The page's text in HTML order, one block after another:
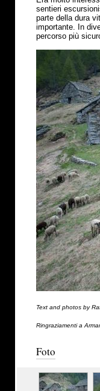
sentieri
parte della dura
importante. In
percorso più
Text and photos by
Ringraziamenti a
Foto